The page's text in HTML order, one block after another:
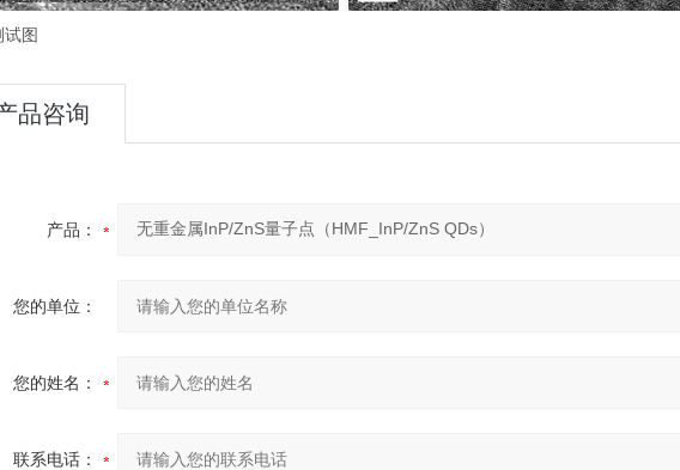
图
品咨询
产品：
您的单位：
您的姓名：
联系电话：